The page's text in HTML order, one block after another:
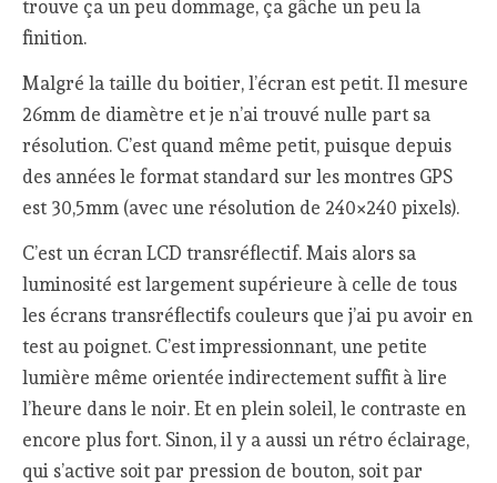
trouve ça un peu dommage, ça gâche un peu la
finition.
Malgré la taille du boitier, l’écran est petit. Il mesure
26mm de diamètre et je n’ai trouvé nulle part sa
résolution. C’est quand même petit, puisque depuis
des années le format standard sur les montres GPS
est 30,5mm (avec une résolution de 240×240 pixels).
C’est un écran LCD transréflectif. Mais alors sa
luminosité est largement supérieure à celle de tous
les écrans transréflectifs couleurs que j’ai pu avoir en
test au poignet. C’est impressionnant, une petite
lumière même orientée indirectement suffit à lire
l’heure dans le noir. Et en plein soleil, le contraste en
encore plus fort. Sinon, il y a aussi un rétro éclairage,
qui s’active soit par pression de bouton, soit par